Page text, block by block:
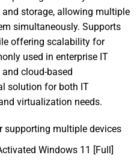
storage, allowing multiple
simultaneously. Supports
offering scalability for
used in enterprise IT
cloud-based
solution for both IT
virtualization needs.
supporting multiple devices
Windows 11 [Full]